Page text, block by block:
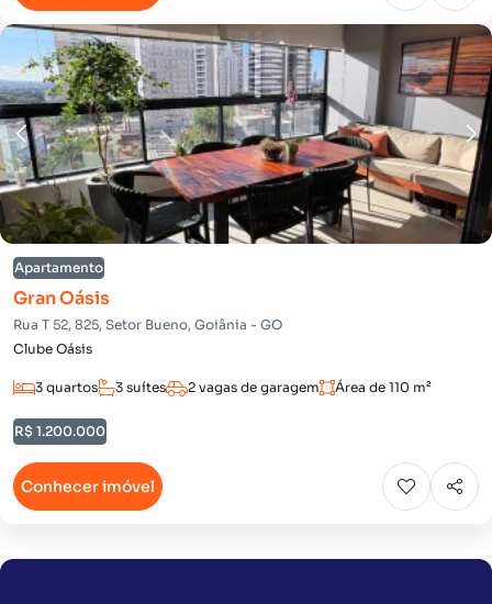
Apartamento
Gran Oásis
Rua T 52, 825, Setor Bueno, Goiânia - GO
Clube Oásis
3 quartos 3 suítes 2 vagas de garagem Área de 110 m²
R$ 1.200.000
Conhecer imóvel